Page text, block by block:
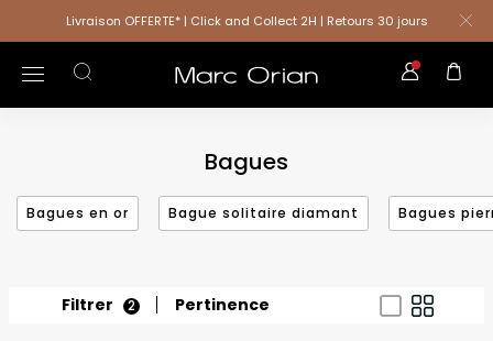
Livraison OFFERTE* | Click and Collect 2H | Retours 30 jours
Bagues
Bagues en or Bague solitaire diamant Bagues
Filtrer 2 Pertinence